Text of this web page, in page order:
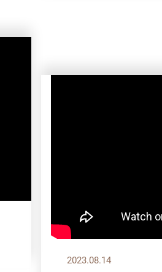
2023.08.14